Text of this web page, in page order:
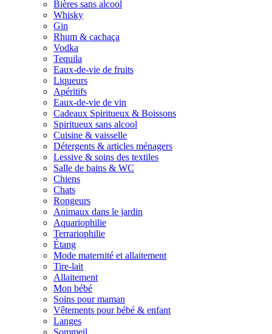
Bières sans alcool
Whisky
Gin
Rhum & cachaça
Vodka
Tequila
Eaux-de-vie de fruits
Liqueurs
Apéritifs
Eaux-de-vie de vin
Cadeaux Spiritueux & Boissons
Spiritueux sans alcool
Cuisine & vaisselle
Détergents & articles ménagers
Lessive & soins des textiles
Salle de bains & WC
Chiens
Chats
Rongeurs
Animaux dans le jardin
Aquariophilie
Terrariophilie
Étang
Mode maternité et allaitement
Tire-lait
Allaitement
Mon bébé
Soins pour maman
Vêtements pour bébé & enfant
Langes
Sommeil